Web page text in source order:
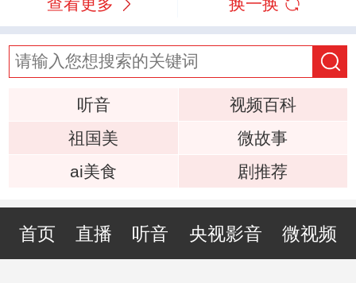
查看更多 换一换
听音
视频百科
祖国美
微故事
ai美食
剧推荐
首页 直播 听音 央视影音 微视频